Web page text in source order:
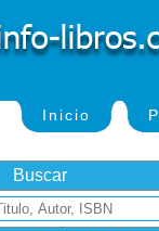
Inicio
Buscar